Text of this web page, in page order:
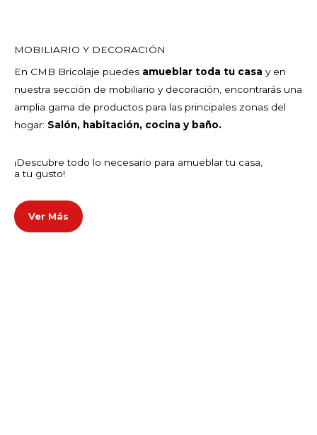
MOBILIARIO Y DECORACIÓN
En CMB Bricolaje puedes amueblar toda tu casa y en
nuestra sección de mobiliario y decoración, encontrarás una
amplia gama de productos para las principales zonas del
hogar: Salón, habitación, cocina y baño.
¡Descubre todo lo necesario para amueblar tu casa,
a tu gusto!
Ver Más